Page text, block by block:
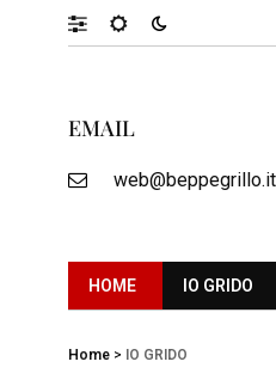
EMAIL
web@beppegrillo.it
HOME IO GRIDO
Home > IO GRIDO